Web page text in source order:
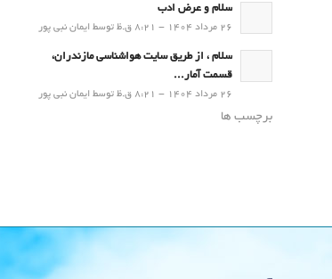
سلام و عرض ادب
26 مرداد 1404 - 8:21 ق.ظ توسط ایمان نبی پور
سلام ، از طریق سایت هواشناسی مازندران،
قسمت آمار...
26 مرداد 1404 - 8:21 ق.ظ توسط ایمان نبی پور
برچسب ها